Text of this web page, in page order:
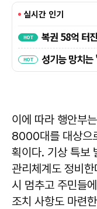
이에 따라 행안부
8000대를 대상으
획이다. 기상 특보
관리체계도 정비
시 멈추고 주민들
조치 사항도 마련